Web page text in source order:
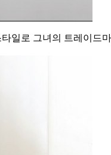
일로 그녀의 트레이드